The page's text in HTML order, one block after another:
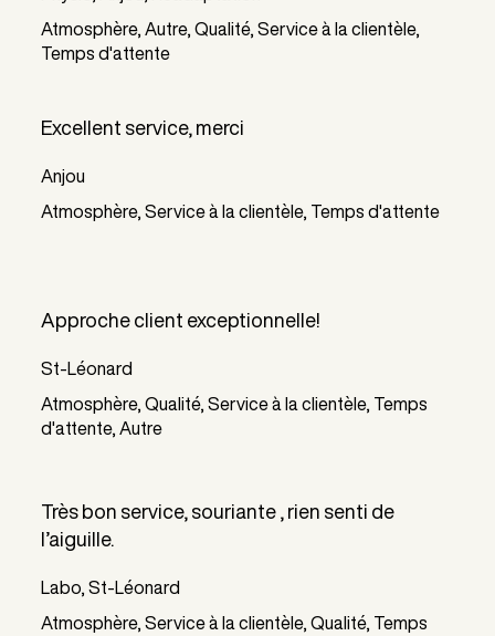
Atmosphère, Autre, Qualité, Service à la clientèle,
Temps d'attente
Excellent service, merci
Anjou
Atmosphère, Service à la clientèle, Temps d'attente
Approche client exceptionnelle!
St-Léonard
Atmosphère, Qualité, Service à la clientèle, Temps
d'attente, Autre
Très bon service, souriante , rien senti de
l’aiguille.
Labo, St-Léonard
Atmosphère, Service à la clientèle, Qualité, Temps